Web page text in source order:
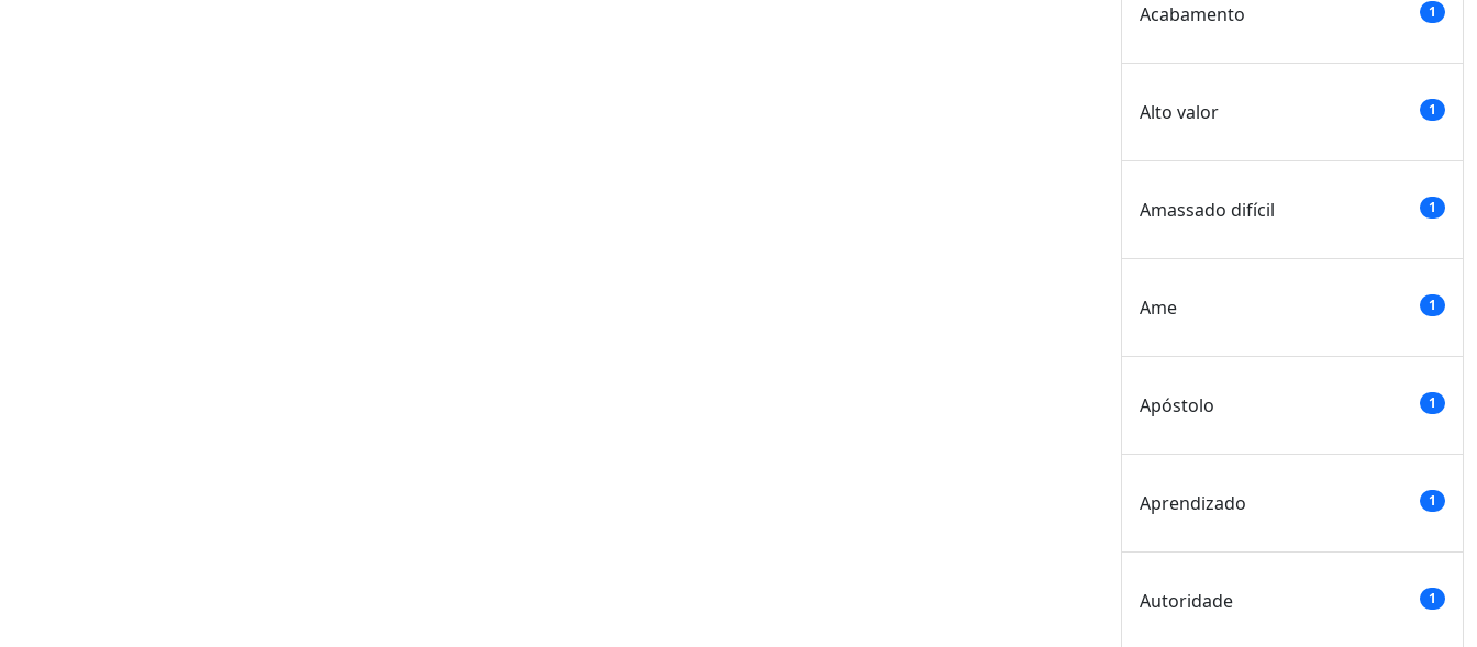
Acabamento 1
Alto valor 1
Amassado difícil 1
Ame 1
Apóstolo 1
Aprendizado 1
Autoridade 1